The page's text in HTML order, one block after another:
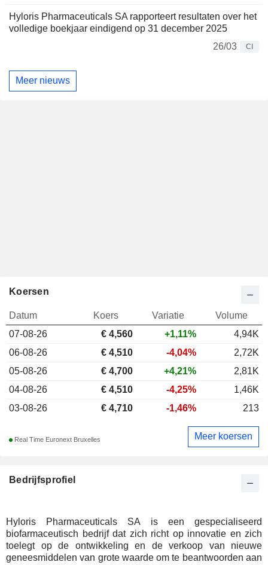
Hyloris Pharmaceuticals SA rapporteert resultaten over het
volledige boekjaar eindigend op 31 december 2025
26/03
CI
Meer nieuws
Bedrijfsprofiel
Hyloris Pharmaceuticals SA is een gespecialiseerd
biofarmaceutisch bedrijf dat zich richt op innovatie en zich
toelegt op de ontwikkeling en de verkoop van nieuwe
geneesmiddelen van grote waarde om te beantwoorden aan
Koersen
Datum Koers Variatie
Volume
07-08-26
€ 4,560 +1,11%
4,94K
06-08-26
€ 4,510 -4,04%
2,72K
05-08-26
€ 4,700 +4,21%
2,81K
04-08-26
€ 4,510 -4,25%
1,46K
03-08-26
€ 4,710 -1,46% 213
Real Time Euronext Bruxelles Meer koersen